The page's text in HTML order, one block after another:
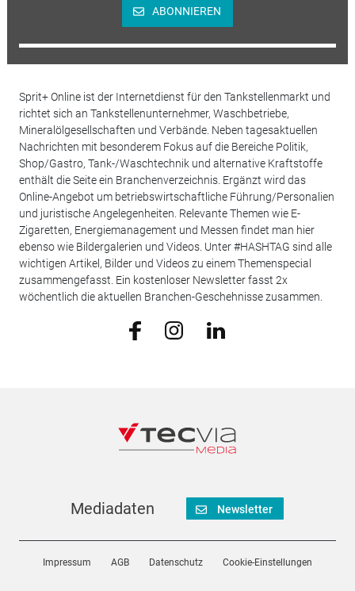
ABONNIEREN
Sprit+ Online ist der Internetdienst für den Tankstellenmarkt und
richtet sich an Tankstellenunternehmer, Waschbetriebe,
Mineralölgesellschaften und Verbände. Neben tagesaktuellen
Nachrichten mit besonderem Fokus auf die Bereiche Politik,
Shop/Gastro, Tank-/Waschtechnik und alternative Kraftstoffe
enthält die Seite ein Branchenverzeichnis. Ergänzt wird das
Online-Angebot um betriebswirtschaftliche Führung/Personalien
und juristische Angelegenheiten. Relevante Themen wie E-
Zigaretten, Energiemanagement und Messen findet man hier
ebenso wie Bildergalerien und Videos. Unter #HASHTAG sind alle
wichtigen Artikel, Bilder und Videos zu einem Themenspecial
zusammengefasst. Ein kostenloser Newsletter fasst 2x
wöchentlich die aktuellen Branchen-Geschehnisse zusammen.
Mediadaten Newsletter
Impressum AGB Datenschutz Cookie-Einstellungen